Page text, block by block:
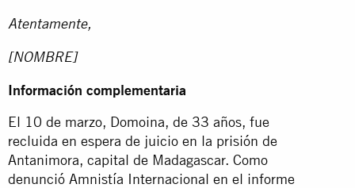
Atentamente,
[NOMBRE]
Información complementaria
El 10 de marzo, Domoina, de 33 años, fue
recluida en espera de juicio en la prisión de
Antanimora, capital de Madagascar. Como
denunció Amnistía Internacional en el informe